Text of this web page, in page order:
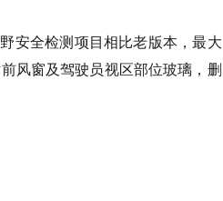
安全检测项目相比老版本，最大
风窗及驾驶员视区部位玻璃，删